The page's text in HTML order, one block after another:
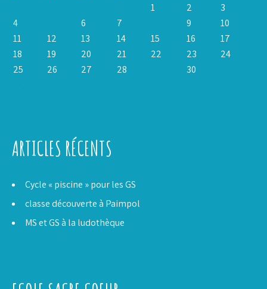
1
2
3
4
6 7 9
10
11
12 13 14 15 16
17
18
19 20 21 22 23
24
25
26 27 28
30
ARTICLES RÉCENTS
Cycle « piscine » pour les GS
classe découverte à Paimpol
MS et GS à la ludothèque